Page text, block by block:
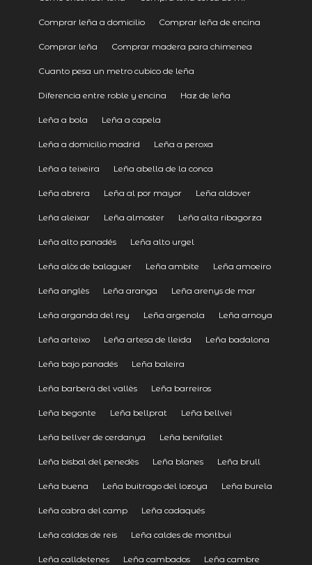
Comprar leña a domicilio Comprar leña de encina
Comprar leña Comprar madera para chimenea
Cuanto pesa un metro cubico de leña
Diferencia entre roble y encina Haz de leña
Leña a bola Leña a capela
Leña a domicilio madrid Leña a peroxa
Leña a teixeira Leña abella de la conca
Leña abrera Leña al por mayor Leña aldover
Leña aleixar Leña almoster Leña alta ribagorza
Leña alto panadés Leña alto urgel
Leña alòs de balaguer Leña ambite Leña amoeiro
Leña anglès Leña aranga Leña arenys de mar
Leña arganda del rey Leña argenola Leña arnoya
Leña arteixo Leña artesa de lleida Leña badalona
Leña bajo panadés Leña baleira
Leña barberà del vallès Leña barreiros
Leña begonte Leña bellprat Leña bellvei
Leña bellver de cerdanya Leña benifallet
Leña bisbal del penedès Leña blanes Leña brull
Leña buena Leña buitrago del lozoya Leña burela
Leña cabra del camp Leña cadaqués
Leña caldas de reis Leña caldes de montbui
Leña calldetenes Leña cambados Leña cambre